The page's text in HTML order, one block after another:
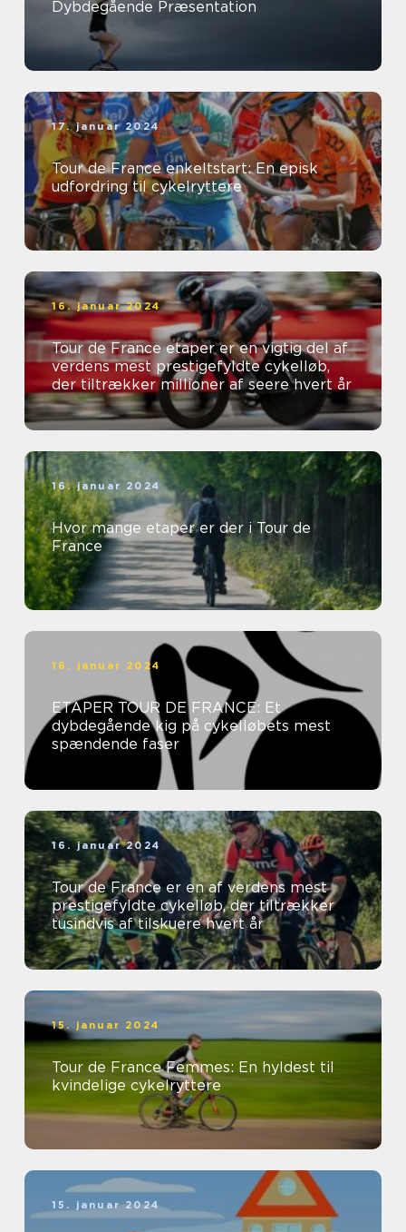
Dybdegående Præsentation
17. januar 2024
Tour de France enkeltstart: En episk
udfordring til cykelryttere
16. januar 2024
Tour de France etaper er en vigtig del af
verdens mest prestigefyldte cykelløb,
der tiltrækker millioner af seere hvert år
16. januar 2024
Hvor mange etaper er der i Tour de
France
16. januar 2024
ETAPER TOUR DE FRANCE: Et
dybdegående kig på cykelløbets mest
spændende faser
16. januar 2024
Tour de France er en af verdens mest
prestigefyldte cykelløb, der tiltrækker
tusindvis af tilskuere hvert år
15. januar 2024
Tour de France Femmes: En hyldest til
kvindelige cykelryttere
15. januar 2024